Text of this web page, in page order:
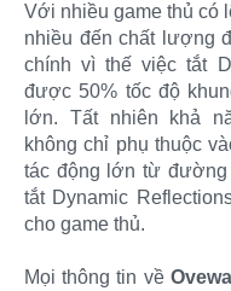
Với nhiều game thủ có
nhiều đến chất lượng
chính vì thế việc tắt
được 50% tốc độ
lớn. Tất nhiên khả
không chỉ phụ thuộc
tác động lớn từ đường
tắt Dynamic
cho game thủ.
Mọi thông tin về